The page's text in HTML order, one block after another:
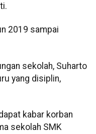
2019 sampai
sekolah, Suharto
yang disiplin,
kabar korban
sekolah SMK